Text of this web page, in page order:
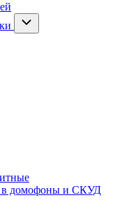
в домофоны и СКУД